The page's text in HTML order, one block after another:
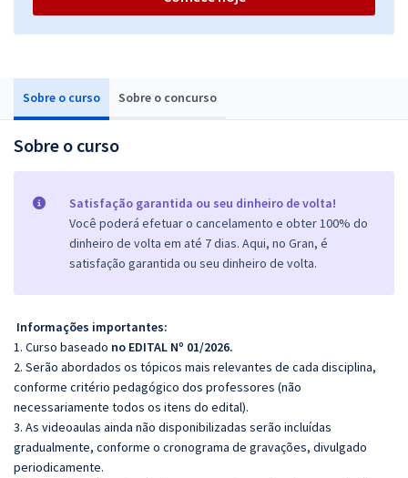
Sobre o curso Sobre o concurso
Sobre o curso
Satisfação garantida ou seu dinheiro de volta!
Você poderá efetuar o cancelamento e obter 100% do
dinheiro de volta em até 7 dias. Aqui, no Gran, é
satisfação garantida ou seu dinheiro de volta.
Informações importantes:
1. Curso baseado no EDITAL Nº 01/2026.
2. Serão abordados os tópicos mais relevantes de cada disciplina,
conforme critério pedagógico dos professores (não
necessariamente todos os itens do edital).
3. As videoaulas ainda não disponibilizadas serão incluídas
gradualmente, conforme o cronograma de gravações, divulgado
periodicamente.